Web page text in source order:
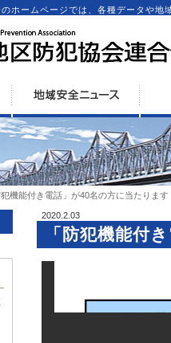
ホームページでは、各種データや
機能付き電話」が40名の方に当たります
2020.2.03
「防犯機能付